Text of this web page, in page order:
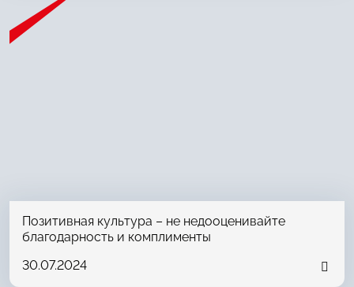
Позитивная культура – не недооценивайте
благодарность и комплименты
30.07.2024